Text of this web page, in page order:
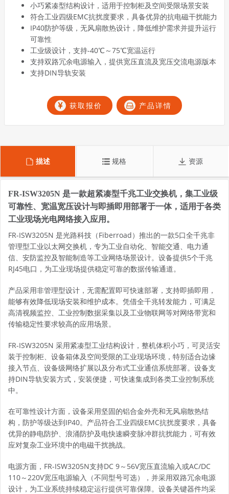
小巧紧凑型结构设计，适用于控制柜及空间受限场景安装
符合工业四级EMC抗扰度要求，具备优异的抗电磁干扰能力
IP40防护等级，无风扇散热设计，降低维护需求并提升运行
可靠性
工业级设计，支持-40℃～75℃宽温运行
支持双路冗余电源输入，提供宽压直流及宽压交流电源版本
支持DIN导轨安装
获取报价 产品详情
描述 规格 资源
FR-ISW3205N 是一款超紧凑型千兆工业交换机，集工业级
可靠性、宽温宽压设计与即插即用部署于一体，适用于各类
工业现场光电网络接入应用。
FR-ISW3205N 是光路科技（Fiberroad）推出的一款5口全千兆非
管理型工业以太网交换机，专为工业自动化、智能交通、电力通
信、安防监控及智能制造等工业网络场景设计。设备提供5个千兆
RJ45电口，为工业现场提供稳定可靠的数据传输通道。
产品采用非管理型设计，无需配置即可快速部署，支持即插即用，
能够有效降低现场安装和维护成本。凭借全千兆转发能力，可满足
高清视频监控、工业控制数据采集以及工业物联网等对网络带宽和
传输稳定性要求较高的应用场景。
FR-ISW3205N 采用紧凑型工业结构设计，整机体积小巧，可灵活安
装于控制柜、设备箱体及空间受限的工业现场环境，特别适合边缘
接入节点、设备级网络扩展以及分布式工业通信系统部署。设备支
持DIN导轨安装方式，安装便捷，可快速集成到各类工业控制系统
中。
在可靠性设计方面，设备采用坚固的铝合金外壳和无风扇散热结
构，防护等级达到IP40。产品符合工业四级EMC抗扰度要求，具备
优异的静电防护、浪涌防护及电快速瞬变脉冲群抗扰能力，可有效
应对复杂工业环境中的电磁干扰挑战。
电源方面，FR-ISW3205N支持DC 9～56V宽压直流输入或AC/DC
110～220V宽压电源输入（不同型号可选），并采用双路冗余电源
设计，为工业系统持续稳定运行提供可靠保障。设备关键器件均采